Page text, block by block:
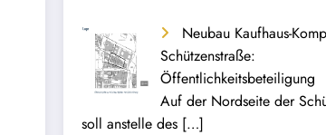
Neubau Kaufhaus-
Schützenstraße:
Öffentlichkeitsbeteiligung
Auf der Nordseite der
soll anstelle des […]